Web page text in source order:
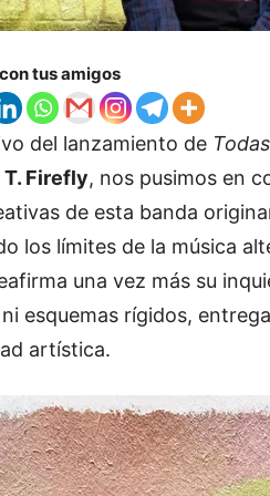
tus amigos
del lanzamiento de Todas
T. Firefly, nos pusimos en
de esta banda
los límites de la música
una vez más su
ni esquemas rígidos,
artística.